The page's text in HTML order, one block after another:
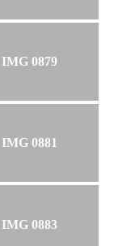
IMG 0879
IMG 0881
IMG 0883